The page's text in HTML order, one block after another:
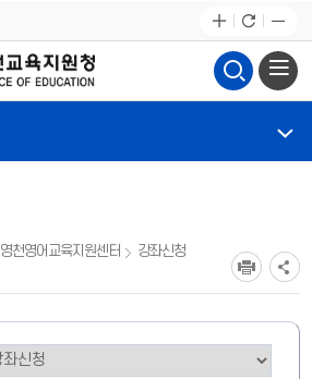
영천영어교육지원센터 강좌신청